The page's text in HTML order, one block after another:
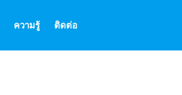
ความรู้ ติดต่อ